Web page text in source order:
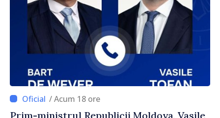
/ Acum 18 ore
Prim-ministrul Republicii Moldova, Vasile